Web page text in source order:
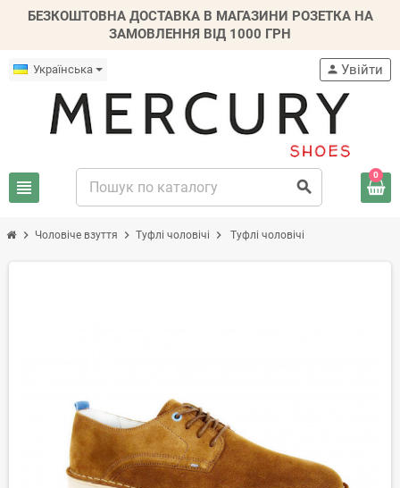
БЕЗКОШТОВНА ДОСТАВКА В МАГАЗИНИ РОЗЕТКА НА
ЗАМОВЛЕННЯ ВІД 1000 ГРН
Українська
view_headline search
person Увійти
0
chevron_right Чоловіче взуття chevron_right Туфлі чоловічі chevron_right Туфлі чоловічі